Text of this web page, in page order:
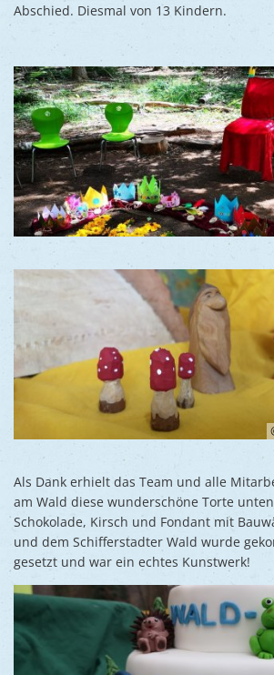
Abschied. Diesmal von 13 Kindern.
Als Dank erhielt das Team und alle
am Wald diese wunderschöne Torte
Schokolade, Kirsch und Fondant mit
und dem Schifferstadter Wald wurde
gesetzt und war ein echtes Kunstwerk!